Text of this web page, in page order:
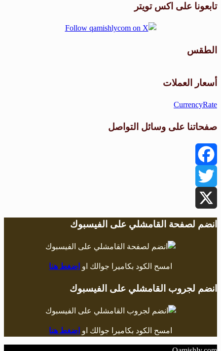
تابعونا على اكس تويتر
الطقس
أسعار العملات
CurrencyRate
صفحاتنا على وسائل التواصل
Facebook
Twitter
X
انضم لصفحة القامشلي على الفيسبوك
امسح الكود بكاميرا جوالك او اضغط هنا
انضم لجروب القامشلي على الفيسبوك
امسح الكود بكاميرا جوالك او اضغط هنا